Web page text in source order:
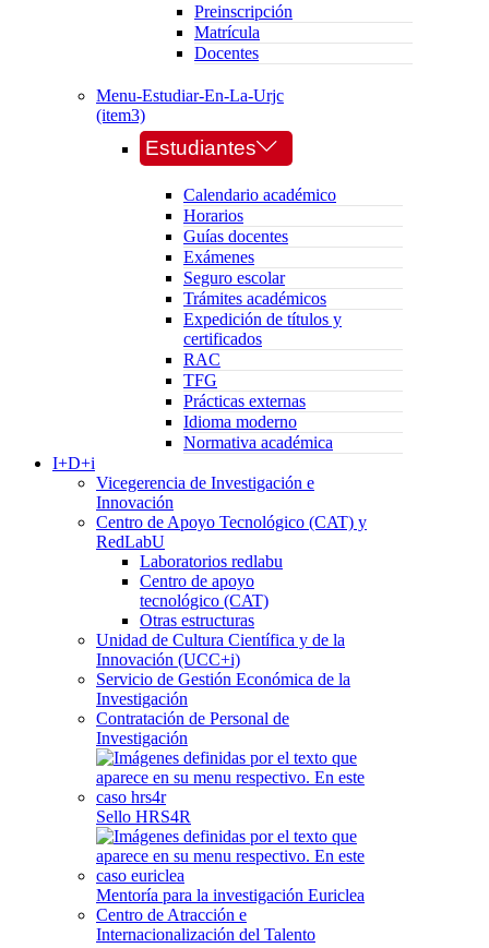
Preinscripción
Matrícula
Docentes
Menu-Estudiar-En-La-Urjc
(item3)
Estudiantes
Calendario académico
Horarios
Guías docentes
Exámenes
Seguro escolar
Trámites académicos
Expedición de títulos y
certificados
RAC
TFG
Prácticas externas
Idioma moderno
Normativa académica
I+D+i
Vicegerencia de Investigación e
Innovación
Centro de Apoyo Tecnológico (CAT) y
RedLabU
Laboratorios redlabu
Centro de apoyo
tecnológico (CAT)
Otras estructuras
Unidad de Cultura Científica y de la
Innovación (UCC+i)
Servicio de Gestión Económica de la
Investigación
Contratación de Personal de
Investigación
Sello HRS4R
Mentoría para la investigación Euriclea
Centro de Atracción e
Internacionalización del Talento